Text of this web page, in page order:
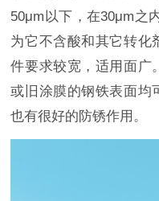
50μm以下，在30μm之
为它不含酸和其它转化
件要求较宽，适用面广
或旧涂膜的钢铁表面均
也有很好的防锈作用。